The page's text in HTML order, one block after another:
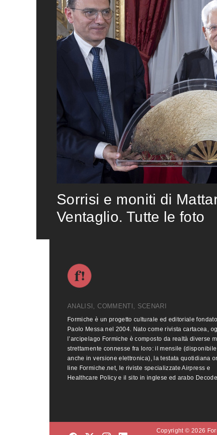
Sorrisi e moniti di
Ventaglio. Tutte le foto
ANALISI, COMMENTI, SCENARI
Formiche è un progetto culturale ed editoriale
Paolo Messa nel 2004. Nato come rivista cartacea,
l’arcipelago Formiche è composto da realtà diverse
strettamente connesse fra loro: il mensile (disponibile
anche in versione elettronica), la testata quotidiana
line Formiche.net, le riviste specializzate Airpress e
Healthcare Policy e il sito in inglese ed arabo
Copyright © 2026